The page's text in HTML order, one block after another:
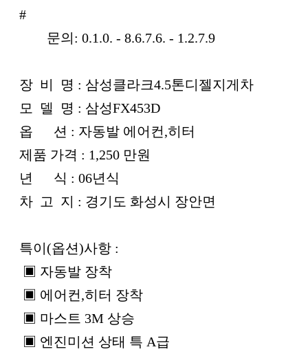
#
문의: 0.1.0. - 8.6.7.6. - 1.2.7.9
장 비 명 : 삼성클라크4.5톤디젤지게차
모 델 명 : 삼성FX453D
옵 션 : 자동발 에어컨,히터
제품 가격 : 1,250 만원
년 식 : 06년식
차 고 지 : 경기도 화성시 장안면
특이(옵션)사항 :
▣ 자동발 장착
▣ 에어컨,히터 장착
▣ 마스트 3M 상승
▣ 엔진미션 상태 특 A급